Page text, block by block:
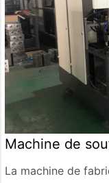
Machine de
La machine de